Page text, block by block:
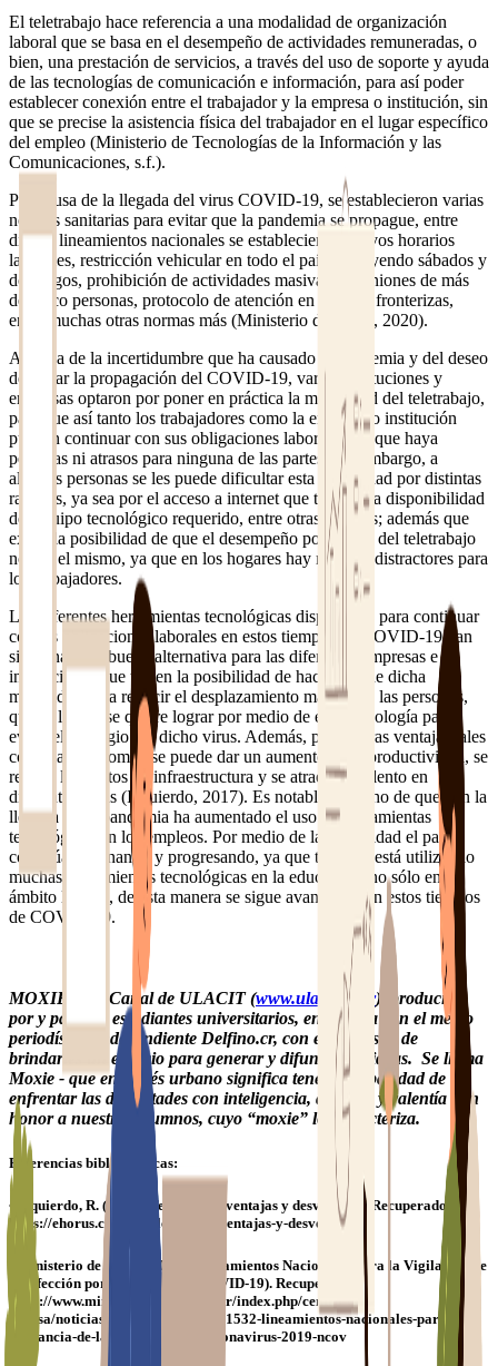
El teletrabajo hace referencia a una modalidad de organización
laboral que se basa en el desempeño de actividades remuneradas, o
bien, una prestación de servicios, a través del uso de soporte y ayuda
de las tecnologías de comunicación e información, para así poder
establecer conexión entre el trabajador y la empresa o institución, sin
que se precise la asistencia física del trabajador en el lugar específico
del empleo (Ministerio de Tecnologías de la Información y las
Comunicaciones, s.f.).
Por causa de la llegada del virus COVID-19, se establecieron varias
normas sanitarias para evitar que la pandemia se propague, entre
dichos lineamientos nacionales se establecieron nuevos horarios
laborales, restricción vehicular en todo el país, incluyendo sábados y
domingos, prohibición de actividades masivas y reuniones de más
de cinco personas, protocolo de atención en puestos fronterizas,
entre muchas otras normas más (Ministerio de Salud, 2020).
A causa de la incertidumbre que ha causado la pandemia y del deseo
de evitar la propagación del COVID-19, varias instituciones y
empresas optaron por poner en práctica la modalidad del teletrabajo,
para que así tanto los trabajadores como la empresa o institución
puedan continuar con sus obligaciones laborales sin que haya
pérdidas ni atrasos para ninguna de las partes. Sin embargo, a
algunas personas se les puede dificultar esta modalidad por distintas
razones, ya sea por el acceso a internet que tengan, la disponibilidad
del equipo tecnológico requerido, entre otras razones; además que
existe la posibilidad de que el desempeño por medio del teletrabajo
no sea el mismo, ya que en los hogares hay muchos distractores para
los trabajadores.
Las diferentes herramientas tecnológicas disponibles para continuar
con las obligaciones laborales en estos tiempos de COVID-19 han
sido una muy buena alternativa para las diferentes empresas e
instituciones que tienen la posibilidad de hacer uso de dicha
modalidad para reducir el desplazamiento masivo de las personas,
qué es lo que se quiere lograr por medio de esta tecnología para
evitar el contagio del dicho virus. Además, posee otras ventajas tales
como la autonomía, se puede dar un aumento de la productividad, se
reduce los costos de infraestructura y se atrae más talento en
diferentes áreas (Izquierdo, 2017). Es notable el hecho de que con la
llegada de la pandemia ha aumentado el uso de herramientas
tecnológicas en los empleos. Por medio de la virtualidad el país
continúa caminando y progresando, ya que también está utilizando
muchas herramientas tecnológicas en la educación, no sólo en el
ámbito laboral, de esta manera se sigue avanzando en estos tiempos
de COVID-19.
MOXIE es el Canal de ULACIT (www.ulacit.ac.cr), producido
por y para los estudiantes universitarios, en alianza con el medio
periodístico independiente Delfino.cr, con el propósito de
brindarles un espacio para generar y difundir sus ideas. Se llama
Moxie - que en inglés urbano significa tener la capacidad de
enfrentar las dificultades con inteligencia, audacia y valentía - en
honor a nuestros alumnos, cuyo “moxie” los caracteriza.
Referencias bibliográficas:
• Izquierdo, R. (2017). Teletrabajo ventajas y desventajas. Recuperado de
https://ehorus.com/es/teletrabajo-ventajas-y-desventajas/
• Ministerio de Salud. (2020). Lineamientos Nacionales para la Vigilancia de
la infección por Coronavirus (COVID-19). Recuperado de
https://www.ministeriodesalud.go.cr/index.php/centro-de-
prensa/noticias/741-noticias-2020/1532-lineamientos-nacionales-para-la-
vigilancia-de-la-infeccion-por-coronavirus-2019-ncov